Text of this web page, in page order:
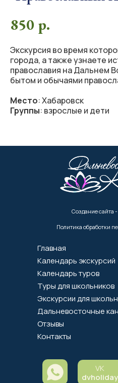
850 р.
Экскурсия во время
города, а также узнаете
православия на Дальнем
бытом и обычаями
Место: Хабаровск
Группы: взрослые и дети
Политика обработки
Создание сайта -
VK
Экскурсии для
Главная
Календарь экскурсий
Календарь туров
Туры для школьников
Контакты
Отзывы
Дальневосточные